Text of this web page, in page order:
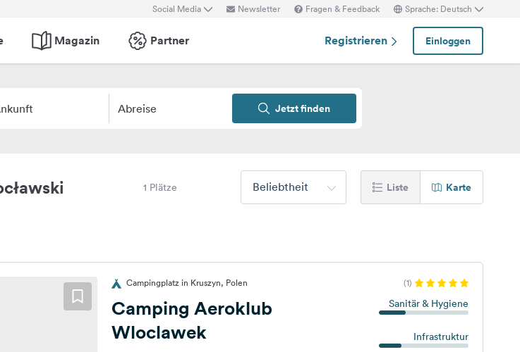
Social Media Newsletter Fragen & Feedback Sprache: Deutsch
Magazin Partner Registrieren Einloggen
Abreise Jetzt finden
1 Plätze Beliebtheit Liste Karte
Campingplatz in Kruszyn, Polen (1)
Camping Aeroklub
Wloclawek
Sanitär & Hygiene
Infrastruktur